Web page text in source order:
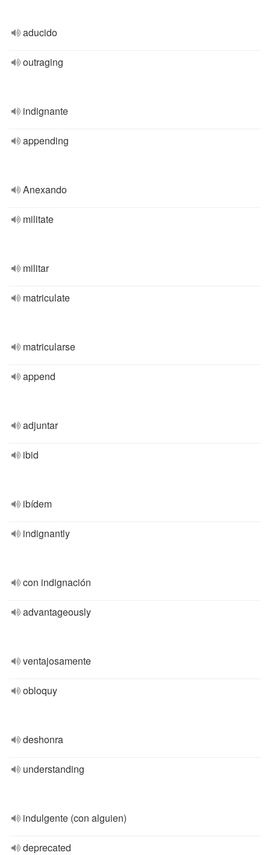
aducido
outraging
indignante
appending
Anexando
militate
militar
matriculate
matricularse
append
adjuntar
ibid
ibídem
indignantly
con indignación
advantageously
ventajosamente
obloquy
deshonra
understanding
indulgente (con alguien)
deprecated